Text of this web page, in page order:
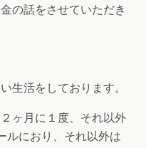
の話をさせていただき
生活をしております。
ヶ月に１度、それ以外
ルにおり、それ以外は